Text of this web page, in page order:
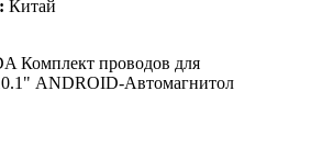
Китай
Комплект проводов для
ANDROID-Автомагнитол